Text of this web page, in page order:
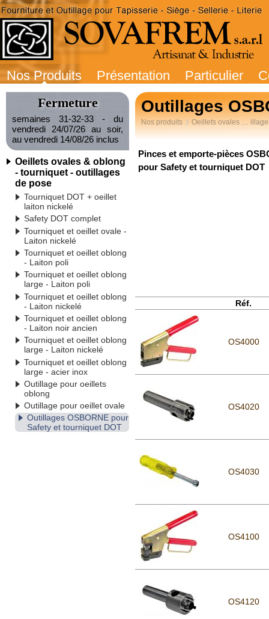
Nos Produits Présentation Particulier
Fermeture
semaines 31-32-33 - du
vendredi 24/07/26 au soir,
au vendredi 14/08/26 inclus
Oeillets ovales & oblong
- tourniquet - outillages
de pose
Tourniquet DOT + oeillet
laiton nickelé
Safety DOT complet
Tourniquet et oeillet ovale -
Laiton nickelé
Tourniquet et oeillet oblong
- Laiton poli
Tourniquet et oeillet oblong
large - Laiton poli
Tourniquet et oeillet oblong
- Laiton nickelé
Tourniquet et oeillet oblong
- Laiton noir ancien
Tourniquet et oeillet oblong
large - Laiton nickelé
Tourniquet et oeillet oblong
large - acier inox
Outillage pour oeillets
oblong
Outillage pour oeillet ovale
Outillages OSBORNE pour
Safety et tourniquet DOT
Outillages
Nos produits Oeillets ovales …
Pinces et emporte-pièces
pour Safety et tourniquet DOT
Réf.
OS4000
OS4020
OS4030
OS4100
OS4120